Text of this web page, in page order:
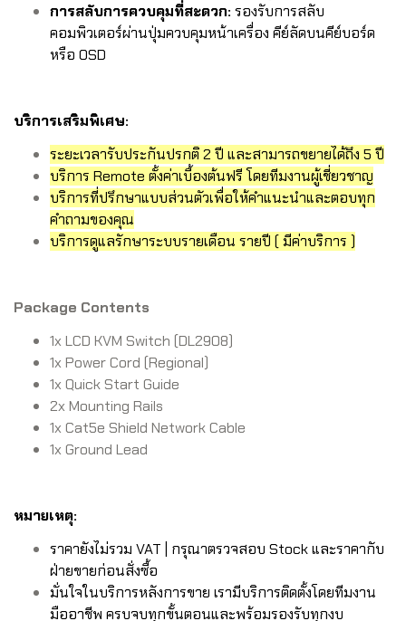
การสลับการควบคุมที่สะดวก: รองรับการสลับ
คอมพิวเตอร์ผ่านปุ่มควบคุมหน้าเครื่อง คีย์ลัดบนคีย์บอร์ด
หรือ OSD
บริการเสริมพิเศษ:
ระยะเวลารับประกันปรกติ 2 ปี และสามารถขยายได้ถึง 5 ปี
บริการ Remote ตั้งค่าเบื้องต้นฟรี โดยทีมงานผู้เชี่ยวชาญ
บริการที่ปรึกษาแบบส่วนตัวเพื่อให้คำแนะนำและตอบทุก
คำถามของคุณ
บริการดูแลรักษาระบบรายเดือน รายปี ( มีค่าบริการ )
Package Contents
1x LCD KVM Switch (DL2908)
1x Power Cord (Regional)
1x Quick Start Guide
2x Mounting Rails
1x Cat5e Shield Network Cable
1x Ground Lead
หมายเหตุ:
ราคายังไม่รวม VAT | กรุณาตรวจสอบ Stock และราคากับ
ฝ่ายขายก่อนสั่งซื้อ
มั่นใจในบริการหลังการขาย เรามีบริการติดตั้งโดยทีมงาน
มืออาชีพ ครบจบทุกขั้นตอนและพร้อมรองรับทุกงบ